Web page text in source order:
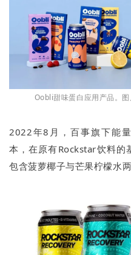
Oobli甜味蛋白应用产品。
2022年8月，百事旗下能
本，在原有Rockstar饮料的
包含菠萝椰子与芒果柠檬水两